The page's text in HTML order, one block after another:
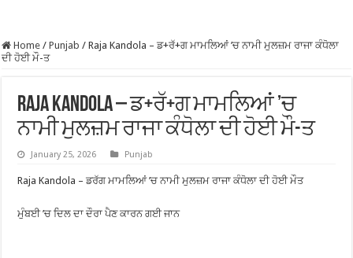
Home / Punjab / Raja Kandola – ਡ+ਰੱ+ਗ ਮਾਮਲਿਆਂ ’ਚ ਨਾਮੀ ਮੁਲਜ਼ਮ ਰਾਜਾ ਕੰਧੋਲਾ
ਦੀ ਹੋਈ ਮੌ-ਤ
Raja Kandola – ਡ+ਰੱ+ਗ ਮਾਮਲਿਆਂ ’ਚ
ਨਾਮੀ ਮੁਲਜ਼ਮ ਰਾਜਾ ਕੰਧੋਲਾ ਦੀ ਹੋਈ ਮੌ-ਤ
January 25, 2026 Punjab
Raja Kandola – ਡਰੱਗ ਮਾਮਲਿਆਂ ’ਚ ਨਾਮੀ ਮੁਲਜ਼ਮ ਰਾਜਾ ਕੰਧੋਲਾ ਦੀ ਹੋਈ ਮੌਤ
ਮੁੰਬਈ ’ਚ ਦਿਲ ਦਾ ਦੌਰਾ ਪੈਣ ਕਾਰਨ ਗਈ ਜਾਨ